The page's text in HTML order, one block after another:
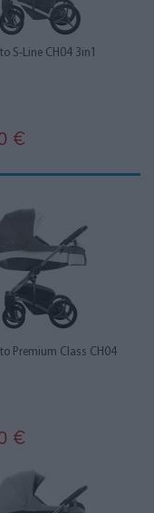
S-Line CH04 3in1
€
Premium Class CH04
€